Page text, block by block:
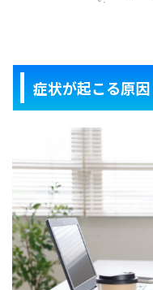
症状が起こる原因